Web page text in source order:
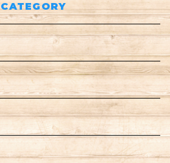
CATEGORY